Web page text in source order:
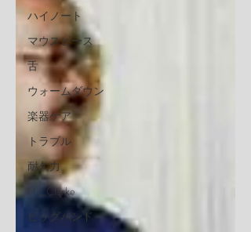
ハイノート
マウスピース
舌
ウォームダウン
楽器ケア
トラブル
耐久力
H.L.Clarke
ビッグバンド